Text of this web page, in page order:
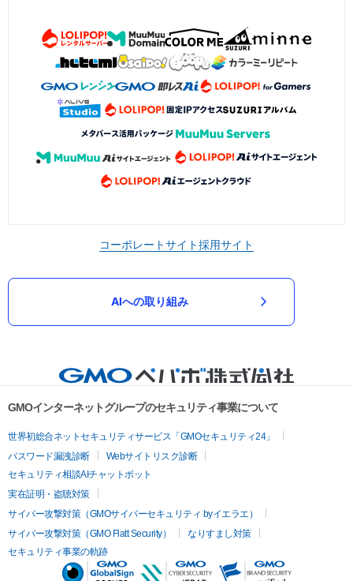
コーポレートサイト採用サイト
AIへの取り組み
GMOインターネットグループのセキュリティ事業について
世界初総合ネットセキュリティサービス「GMOセキュリティ24」
パスワード漏洩診断
Webサイトリスク診断
セキュリティ相談AIチャットボット
実在証明・盗聴対策
サイバー攻撃対策（GMOサイバーセキュリティ byイエラエ）
サイバー攻撃対策（GMO Flatt Security）
なりすまし対策
セキュリティ事業の軌跡